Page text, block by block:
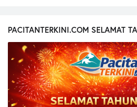
PACITANTERKINI.COM SELAMAT